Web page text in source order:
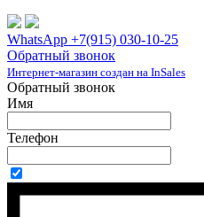
WhatsApp +7(915) 030-10-25
Обратный звонок
Интернет-магазин создан на InSales
Обратный звонок
Имя
Телефон